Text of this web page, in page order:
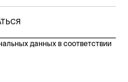
данных в соответствии